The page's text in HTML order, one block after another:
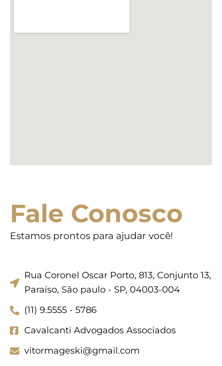
Fale Conosco
Estamos prontos para ajudar você!
Rua Coronel Oscar Porto, 813, Conjunto 13,
Paraíso, São paulo - SP, 04003-004
(11) 9.5555 - 5786
Cavalcanti Advogados Associados
vitormageski@gmail.com